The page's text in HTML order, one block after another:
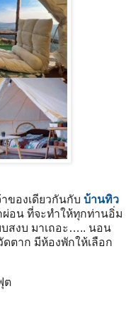
าของเดียวกันกับ บ้านทิว
ผ่อน ที่จะทำให้ทุกท่านอิ่ม
บสงบ มาเถอะ….. นอน
ตาก มีห้องพักให้เลือก
ต